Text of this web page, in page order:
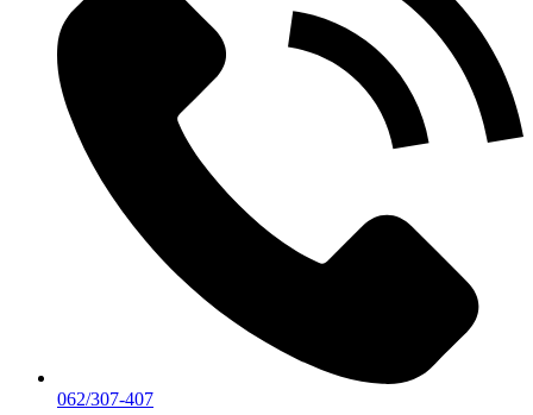
062/307-407